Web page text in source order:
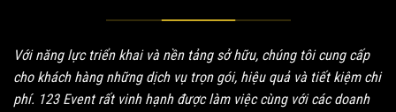
Với năng lực triển khai và nền tảng sở hữu, chúng tôi cung cấp
cho khách hàng những dịch vụ trọn gói, hiệu quả và tiết kiệm chi
phí. 123 Event rất vinh hạnh được làm việc cùng với các doanh